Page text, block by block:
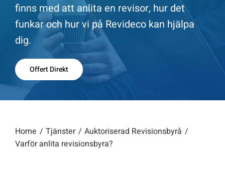
finns med att anlita en revisor, hur det
funkar och hur vi på Revideco kan hjälpa
dig.
Offert Direkt
Home Tjänster
Auktoriserad Revisionsbyrå
Varför anlita revisionsbyra?